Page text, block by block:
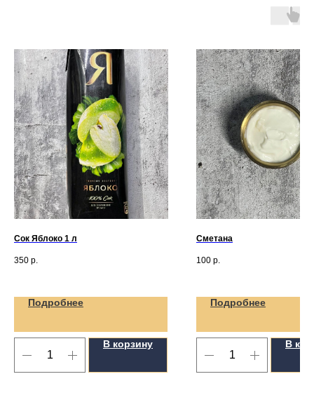
Сок Яблоко 1 л
350 р.
Подробнее
В корзину
Сметана
100 р.
Подробнее
В